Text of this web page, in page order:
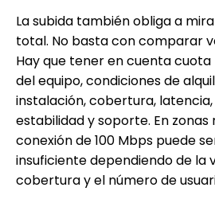
La subida también obliga a
total. No basta con comparar
Hay que tener en cuenta
del equipo, condiciones de
instalación, cobertura,
estabilidad y soporte. En zonas
conexión de 100 Mbps puede
insuficiente dependiendo de la
cobertura y el número de